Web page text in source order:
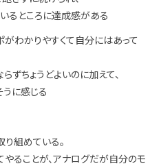
るところに達成感がある
わかりやすくて自分にはあって
ちょうどよいのに加えて、
に感じる
組めている。
ることが、アナログだが自分のモ